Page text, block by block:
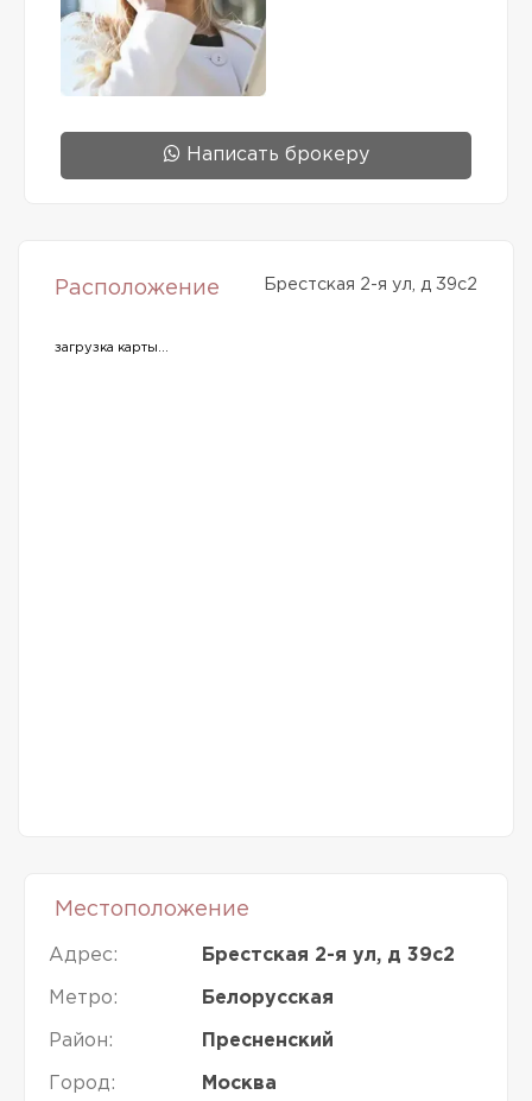
Написать брокеру
Расположение Брестская 2-я ул, д 39с2
загрузка карты...
Местоположение
Адрес: Брестская 2-я ул, д 39с2
Метро: Белорусская
Район: Пресненский
Город: Москва